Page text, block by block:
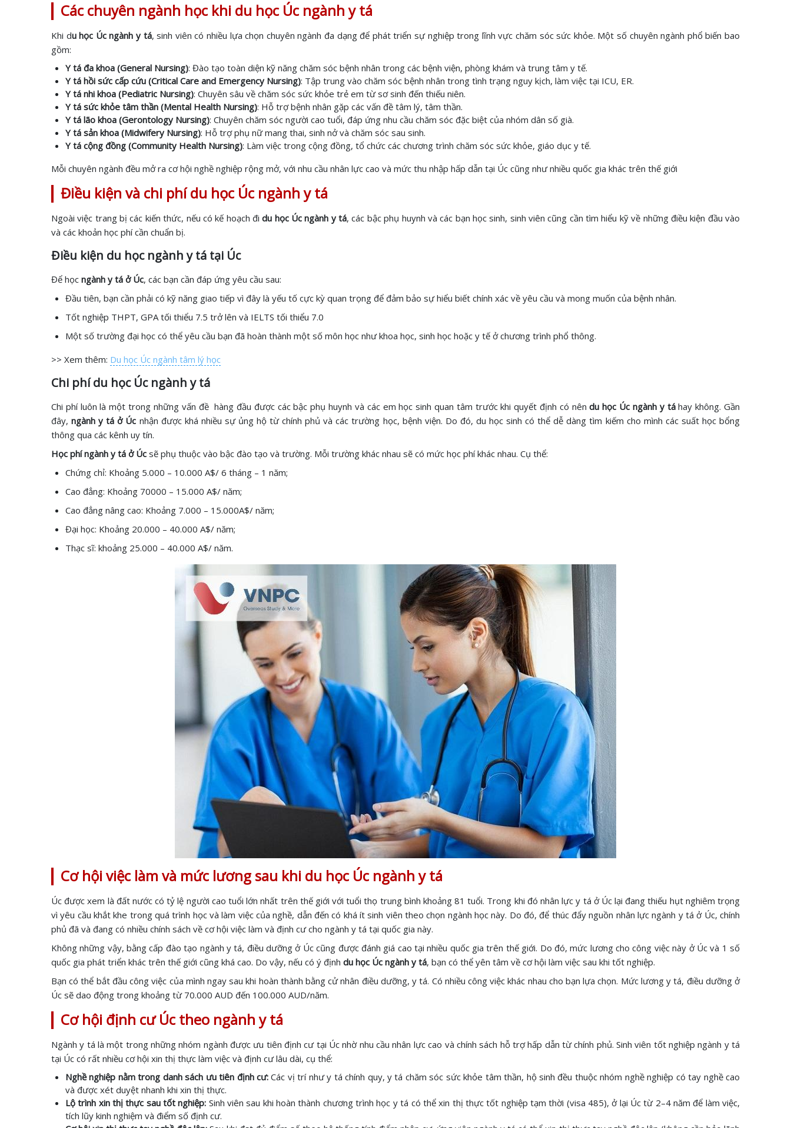
Các chuyên ngành học khi du học Úc ngành y tá
Khi du học Úc ngành y tá, sinh viên có nhiều lựa chọn chuyên ngành đa dạng để phát triển sự nghiệp trong lĩnh vực chăm sóc sức khỏe. Một số chuyên ngành phổ biến bao
gồm:
Y tá đa khoa (General Nursing): Đào tạo toàn diện kỹ năng chăm sóc bệnh nhân trong các bệnh viện, phòng khám và trung tâm y tế.
Y tá hồi sức cấp cứu (Critical Care and Emergency Nursing): Tập trung vào chăm sóc bệnh nhân trong tình trạng nguy kịch, làm việc tại ICU, ER.
Y tá nhi khoa (Pediatric Nursing): Chuyên sâu về chăm sóc sức khỏe trẻ em từ sơ sinh đến thiếu niên.
Y tá sức khỏe tâm thần (Mental Health Nursing): Hỗ trợ bệnh nhân gặp các vấn đề tâm lý, tâm thần.
Y tá lão khoa (Gerontology Nursing): Chuyên chăm sóc người cao tuổi, đáp ứng nhu cầu chăm sóc đặc biệt của nhóm dân số già.
Y tá sản khoa (Midwifery Nursing): Hỗ trợ phụ nữ mang thai, sinh nở và chăm sóc sau sinh.
Y tá cộng đồng (Community Health Nursing): Làm việc trong cộng đồng, tổ chức các chương trình chăm sóc sức khỏe, giáo dục y tế.
Mỗi chuyên ngành đều mở ra cơ hội nghề nghiệp rộng mở, với nhu cầu nhân lực cao và mức thu nhập hấp dẫn tại Úc cũng như nhiều quốc gia khác trên thế giới
Điều kiện và chi phí du học Úc ngành y tá
Ngoài việc trang bị các kiến thức, nếu có kế hoạch đidu học Úc ngành y tá, các bậc phụ huynh và các bạn học sinh, sinh viên cũng cần tìm hiểu kỹ về những điều kiện đầu vào
và các khoản học phí cần chuẩn bị.
Điều kiện du học ngành y tá tại Úc
Để học ngành y tá ở Úc, các bạn cần đáp ứng yêu cầu sau:
Đầu tiên, bạn cần phải có kỹ năng giao tiếp vì đây là yếu tố cực kỳ quan trọng để đảm bảo sự hiểu biết chính xác về yêu cầu và mong muốn của bệnh nhân.
Tốt nghiệp THPT, GPA tối thiểu 7.5 trở lên và IELTS tối thiểu 7.0
Một số trường đại học có thể yêu cầu bạn đã hoàn thành một số môn học như khoa học, sinh học hoặc y tế ở chương trình phổ thông.
>> Xem thêm: Du học Úc ngành tâm lý học
Chi phí du học Úc ngành y tá
Chi phí luôn là một trong những vấn đề hàng đầu được các bậc phụ huynh và các em học sinh quan tâm trước khi quyết định có nêndu học Úc ngành y táhay không. Gần
đây,ngành y tá ở Úc nhận được khá nhiều sự ủng hộ từ chính phủ và các trường học, bệnh viện. Do đó, du học sinh có thể dễ dàng tìm kiếm cho mình các suất học bổng
thông qua các kênh uy tín.
Học phí ngành y tá ở Úc sẽ phụ thuộc vào bậc đào tạo và trường. Mỗi trường khác nhau sẽ có mức học phí khác nhau. Cụ thể:
Chứng chỉ: Khoảng 5.000 – 10.000 A$/ 6 tháng – 1 năm;
Cao đẳng: Khoảng 70000 – 15.000 A$/ năm;
Cao đẳng nâng cao: Khoảng 7.000 – 15.000A$/ năm;
Đại học: Khoảng 20.000 – 40.000 A$/ năm;
Thạc sĩ: khoảng 25.000 – 40.000 A$/ năm.
Cơ hội việc làm và mức lương sau khi du học Úc ngành y tá
Úc được xem là đất nước có tỷ lệ người cao tuổi lớn nhất trên thế giới với tuổi thọ trung bình khoảng 81 tuổi. Trong khi đó nhân lực y tá ở Úc lại đang thiếu hụt nghiêm trọng
vì yêu cầu khắt khe trong quá trình học và làm việc của nghề, dẫn đến có khá ít sinh viên theo chọn ngành học này. Do đó, để thúc đẩy nguồn nhân lực ngành y tá ở Úc, chính
phủ đã và đang có nhiều chính sách về cơ hội việc làm và định cư cho ngành y tá tại quốc gia này.
Không những vậy, bằng cấp đào tạo ngành y tá, điều dưỡng ở Úc cũng được đánh giá cao tại nhiều quốc gia trên thế giới. Do đó, mức lương cho công việc này ở Úc và 1 số
quốc gia phát triển khác trên thế giới cũng khá cao. Do vậy, nếu có ý định du học Úc ngành y tá, bạn có thể yên tâm về cơ hội làm việc sau khi tốt nghiệp.
Bạn có thể bắt đầu công việc của mình ngay sau khi hoàn thành bằng cử nhân điều dưỡng, y tá. Có nhiều công việc khác nhau cho bạn lựa chọn. Mức lương y tá, điều dưỡng ở
Úc sẽ dao động trong khoảng từ 70.000 AUD đến 100.000 AUD/năm.
Cơ hội định cư Úc theo ngành y tá
Ngành y tá là một trong những nhóm ngành được ưu tiên định cư tại Úc nhờ nhu cầu nhân lực cao và chính sách hỗ trợ hấp dẫn từ chính phủ. Sinh viên tốt nghiệp ngành y tá
tại Úc có rất nhiều cơ hội xin thị thực làm việc và định cư lâu dài, cụ thể:
Nghề nghiệp nằm trong danh sách ưu tiên định cư:Các vị trí như y tá chính quy, y tá chăm sóc sức khỏe tâm thần, hộ sinh đều thuộc nhóm nghề nghiệp có tay nghề cao
và được xét duyệt nhanh khi xin thị thực.
Lộ trình xin thị thực sau tốt nghiệp: Sinh viên sau khi hoàn thành chương trình học y tá có thể xin thị thực tốt nghiệp tạm thời (visa 485), ở lại Úc từ 2–4 năm để làm việc,
tích lũy kinh nghiệm và điểm số định cư.